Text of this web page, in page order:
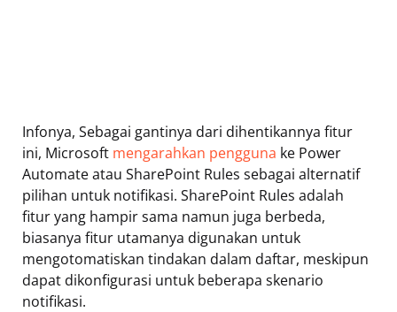
Infonya, Sebagai gantinya dari dihentikannya fitur
ini, Microsoft mengarahkan pengguna ke Power
Automate atau SharePoint Rules sebagai alternatif
pilihan untuk notifikasi. SharePoint Rules adalah
fitur yang hampir sama namun juga berbeda,
biasanya fitur utamanya digunakan untuk
mengotomatiskan tindakan dalam daftar, meskipun
dapat dikonfigurasi untuk beberapa skenario
notifikasi.